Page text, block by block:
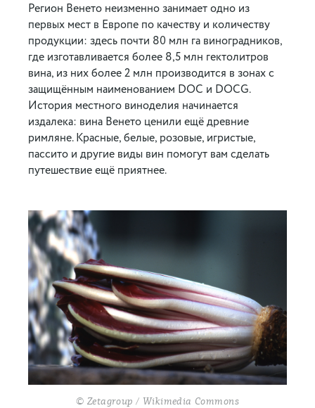
Регион Венето неизменно занимает одно из
первых мест в Европе по качеству и количеству
продукции: здесь почти 80 млн га виноградников,
где изготавливается более 8,5 млн гектолитров
вина, из них более 2 млн производится в зонах с
защищённым наименованием DOC и DOCG.
История местного виноделия начинается
издалека: вина Венето ценили ещё древние
римляне. Красные, белые, розовые, игристые,
пассито и другие виды вин помогут вам сделать
путешествие ещё приятнее.
© Zetagroup / Wikimedia Commons